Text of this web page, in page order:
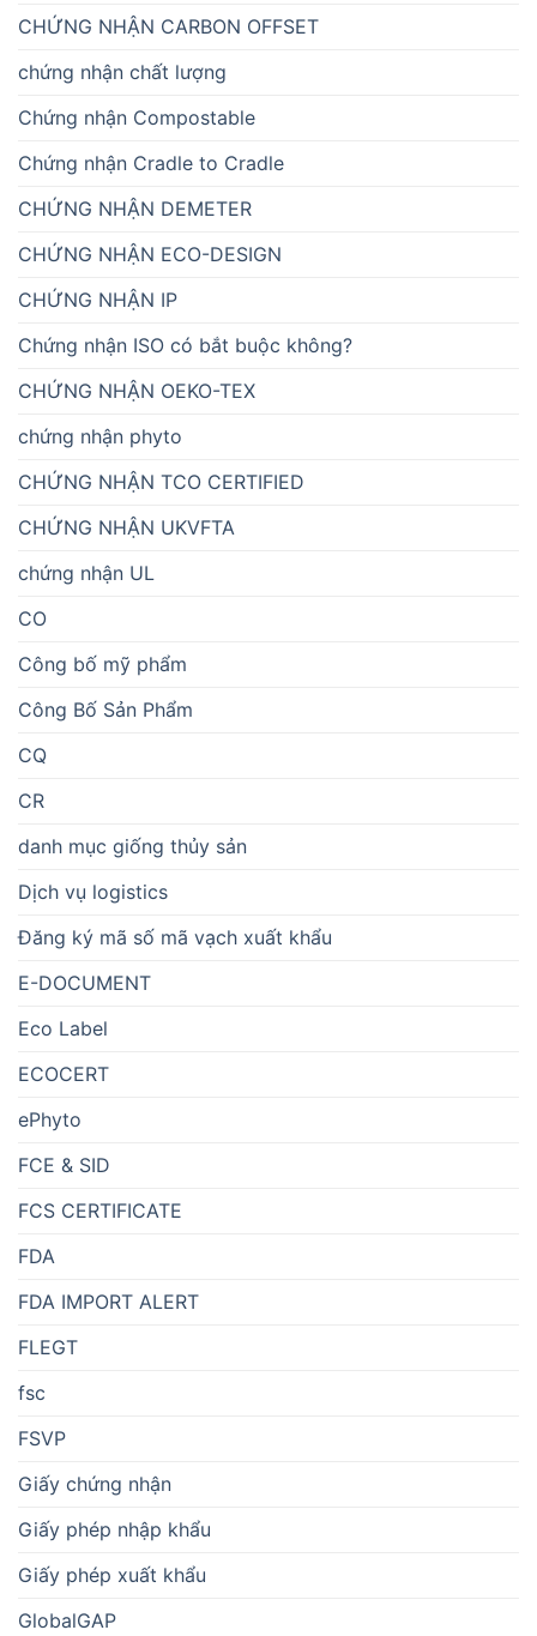
CHỨNG NHẬN CARBON OFFSET
chứng nhận chất lượng
Chứng nhận Compostable
Chứng nhận Cradle to Cradle
CHỨNG NHẬN DEMETER
CHỨNG NHẬN ECO-DESIGN
CHỨNG NHẬN IP
Chứng nhận ISO có bắt buộc không?
CHỨNG NHẬN OEKO-TEX
chứng nhận phyto
CHỨNG NHẬN TCO CERTIFIED
CHỨNG NHẬN UKVFTA
chứng nhận UL
CO
Công bố mỹ phẩm
Công Bố Sản Phẩm
CQ
CR
danh mục giống thủy sản
Dịch vụ logistics
Đăng ký mã số mã vạch xuất khẩu
E-DOCUMENT
Eco Label
ECOCERT
ePhyto
FCE & SID
FCS CERTIFICATE
FDA
FDA IMPORT ALERT
FLEGT
fsc
FSVP
Giấy chứng nhận
Giấy phép nhập khẩu
Giấy phép xuất khẩu
GlobalGAP